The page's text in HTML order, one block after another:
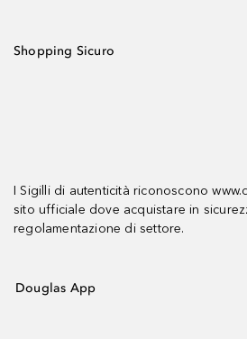
Shopping Sicuro
I Sigilli di autenticità riconoscono
sito ufficiale dove acquistare in
regolamentazione di settore.
Douglas App